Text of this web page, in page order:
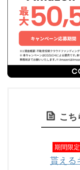
こち
期間限定
貰える